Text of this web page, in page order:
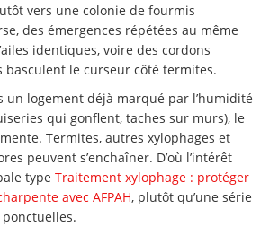
vers une colonie de fourmis
des émergences répétées au même
identiques, voire des cordons
le curseur côté termites.
un logement déjà marqué par l’humidité
qui gonflent, taches sur murs), le
Termites, autres xylophages et
peuvent s’enchaîner. D’où l’intérêt
type Traitement xylophage : protéger
avec AFPAH, plutôt qu’une série